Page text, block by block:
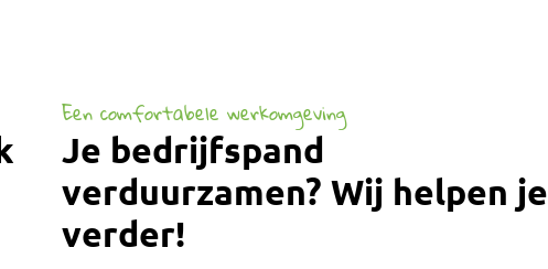
Een comfortabele werkomgeving
Je bedrijfspand
verduurzamen? Wij helpen je
verder!